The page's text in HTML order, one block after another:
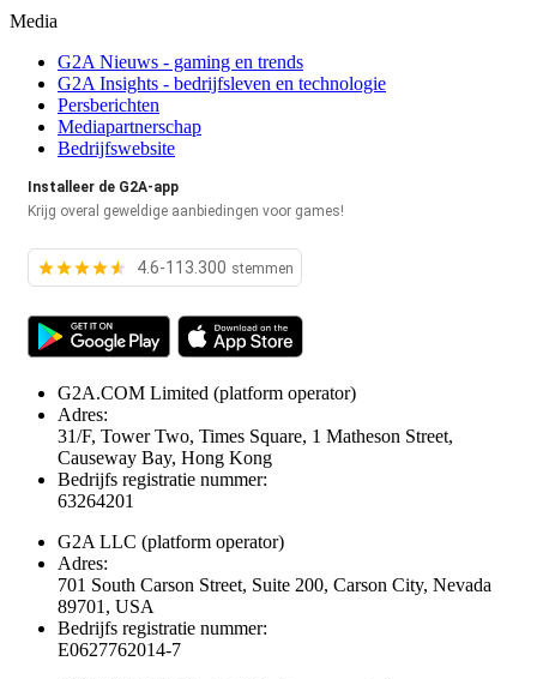
Media
G2A Nieuws - gaming en trends
G2A Insights - bedrijfsleven en technologie
Persberichten
Mediapartnerschap
Bedrijfswebsite
Installeer de G2A-app
Krijg overal geweldige aanbiedingen voor games!
4.6-113.300 stemmen
G2A.COM Limited (platform operator)
Adres:
31/F, Tower Two, Times Square, 1 Matheson Street,
Causeway Bay, Hong Kong
Bedrijfs registratie nummer:
63264201
G2A LLC (platform operator)
Adres:
701 South Carson Street, Suite 200, Carson City, Nevada
89701, USA
Bedrijfs registratie nummer:
E0627762014-7